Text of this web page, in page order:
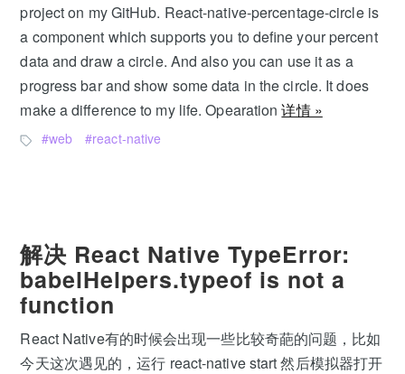
project on my GitHub. React-native-percentage-circle is
a component which supports you to define your percent
data and draw a circle. And also you can use it as a
progress bar and show some data in the circle. It does
make a difference to my life. Opearation详情 »
web react-native
解决 React Native TypeError:
babelHelpers.typeof is not a
function
React Native有的时候会出现一些比较奇葩的问题，比如
今天这次遇见的，运行 react-native start 然后模拟器打开